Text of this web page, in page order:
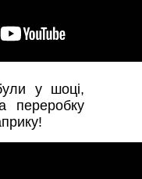
у шоці,
переробку